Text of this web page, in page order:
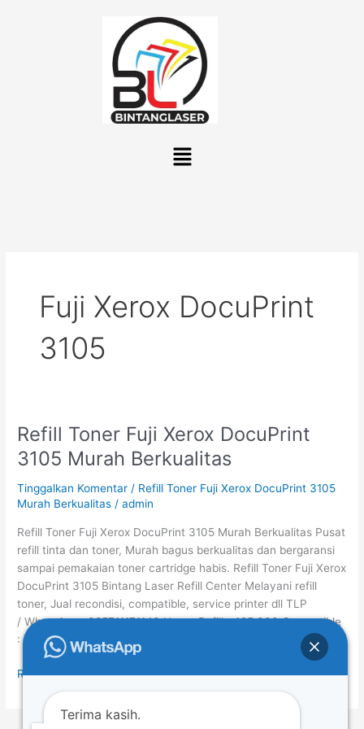
Menu
Fuji Xerox DocuPrint
3105
Refill Toner Fuji Xerox DocuPrint
3105 Murah Berkualitas
Tinggalkan Komentar / Refill Toner Fuji Xerox DocuPrint 3105
Murah Berkualitas /admin
Refill Toner Fuji Xerox DocuPrint 3105 Murah Berkualitas Pusat
refill tinta dan toner, Murah bagus berkualitas dan bergaransi
sampai pemakaian toner cartridge habis. Refill Toner Fuji Xerox
DocuPrint 3105 Bintang Laser Refill Center Melayani refill
toner, Jual recondisi, compatible, service printer dll TLP
/ WhatsApp : 085711171140 Harga Refill : 425.000 Compatible
: 785.000 Untuk Melihat […]
Refill
Toner
Fuji
Xerox
DocuPrint
Murah
Berkualitas
Read More »
Terima kasih.